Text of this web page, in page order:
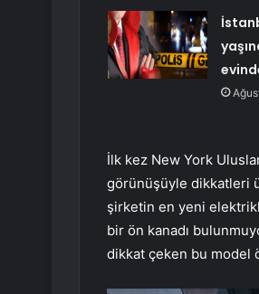
İlk kez New York
görünüşüyle dikkatleri
şirketin en yeni
bir ön kanadı
dikkat çeken bu model